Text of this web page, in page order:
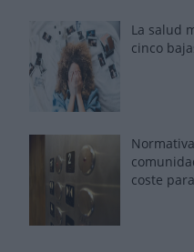
La salud
cinco
coste